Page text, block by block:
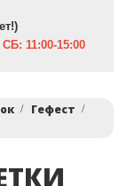
СБ: 11:00-15:00
Гефест